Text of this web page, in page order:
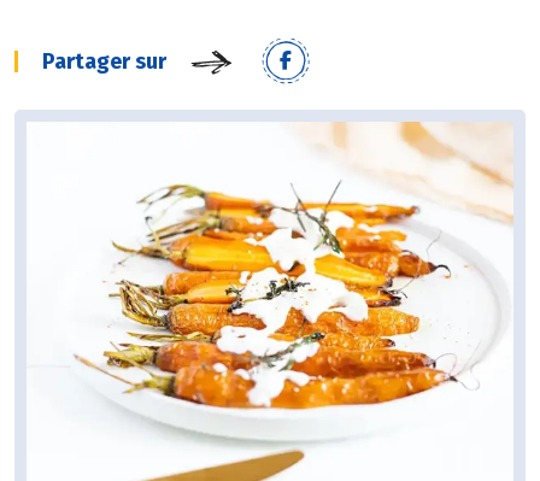
Partager sur